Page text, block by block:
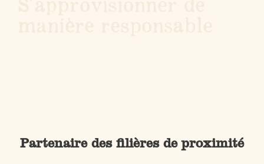
Partenaire des filières de proximité